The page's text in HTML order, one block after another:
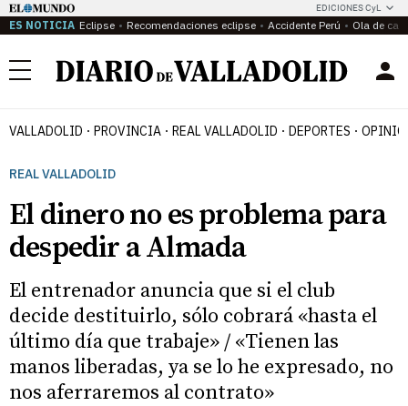
EDICIONES CyL
ES NOTICIA Eclipse Recomendaciones eclipse Accidente Perú Ola de
Menú
VALLADOLID PROVINCIA REAL VALLADOLID DEPORTES
REAL VALLADOLID
El dinero no es problema para
despedir a Almada
El entrenador anuncia que si el club
decide destituirlo, sólo cobrará «hasta el
último día que trabaje» / «Tienen las
manos liberadas, ya se lo he expresado, no
nos aferraremos al contrato»